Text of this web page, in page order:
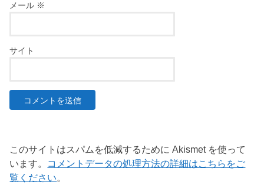
メール ※
サイト
このサイトはスパムを低減するために Akismet を使って
います。 コメントデータの処理方法の詳細はこちらをご
覧ください。